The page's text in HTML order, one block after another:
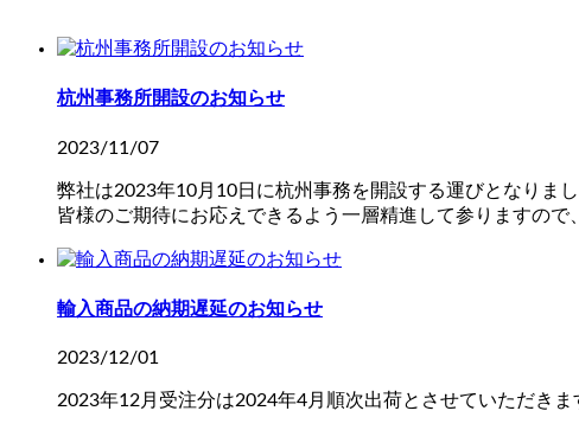
杭州事務所開設のお知らせ
2023/11/07
弊社は2023年10月10日に杭州事務を開設する運びとなりまし
皆様のご期待にお応えできるよう一層精進して参りますの
輸入商品の納期遅延のお知らせ
2023/12/01
2023年12月受注分は2024年4月順次出荷とさせていただきま